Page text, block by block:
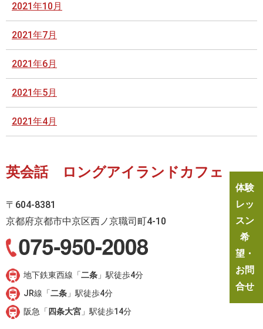
2021年10月
2021年7月
2021年6月
2021年5月
2021年4月
英会話 ロングアイランドカフェ
〒604-8381
京都府京都市中京区西ノ京職司町4-10
地下鉄東西線「二条 」駅徒歩4分
JR線「二条 」駅徒歩4分
阪急「 四条大宮 」駅徒歩14分
体験
レッ
スン
希
望・
お問
合せ